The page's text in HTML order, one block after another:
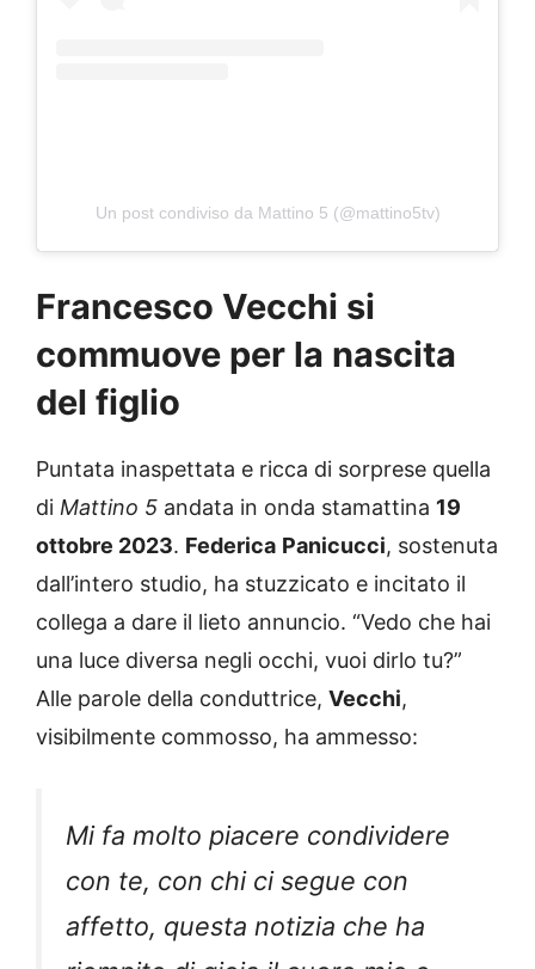
Un post condiviso da Mattino 5 (@mattino5tv)
Francesco Vecchi si
commuove per la nascita
del figlio
Puntata inaspettata e ricca di sorprese quella
di Mattino 5 andata in onda stamattina 19
ottobre 2023. Federica Panicucci, sostenuta
dall’intero studio, ha stuzzicato e incitato il
collega a dare il lieto annuncio. “Vedo che hai
una luce diversa negli occhi, vuoi dirlo tu?”
Alle parole della conduttrice, Vecchi,
visibilmente commosso, ha ammesso:
Mi fa molto piacere condividere
con te, con chi ci segue con
affetto, questa notizia che ha